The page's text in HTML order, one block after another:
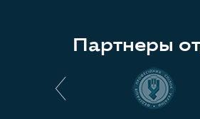
Партнеры